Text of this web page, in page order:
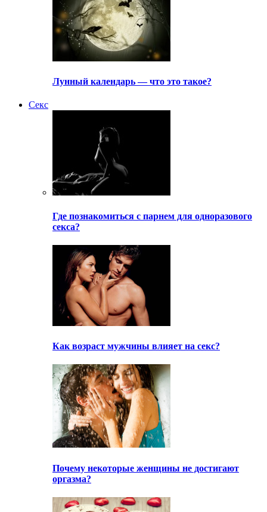
Лунный календарь — что это такое?
Секс
Где познакомиться с парнем для одноразового
секса?
Как возраст мужчины влияет на секс?
Почему некоторые женщины не достигают
оргазма?